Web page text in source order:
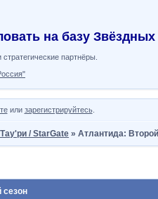
на базу
партнёры.
или зарегистрируйтесь.
/ StarGate »Атлантида:
сезон